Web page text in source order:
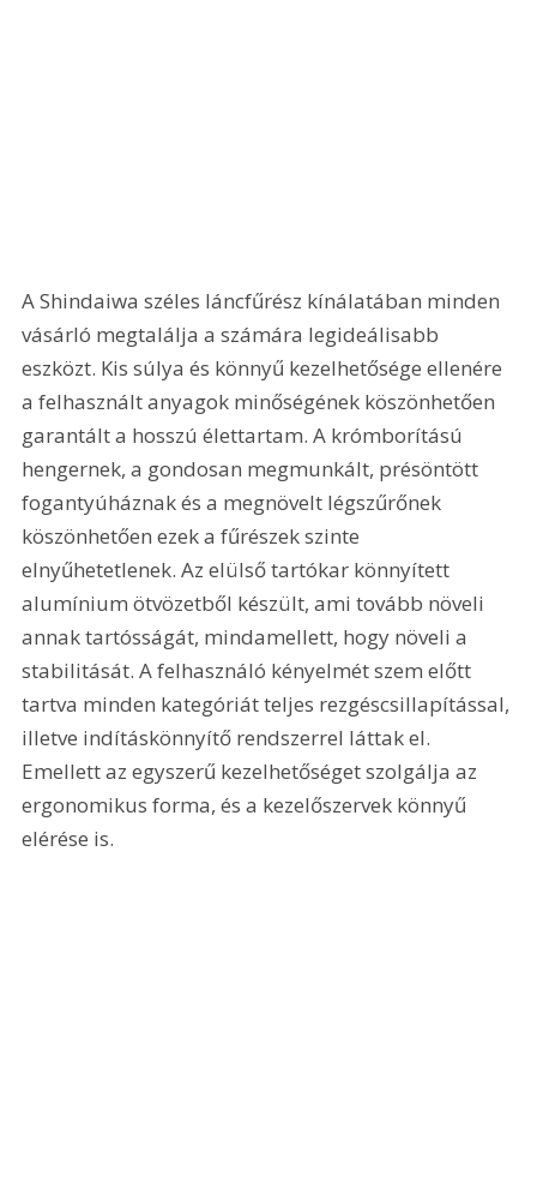
A Shindaiwa széles láncfűrész kínálatában minden
vásárló megtalálja a számára legideálisabb
eszközt. Kis súlya és könnyű kezelhetősége ellenére
a felhasznált anyagok minőségének köszönhetően
garantált a hosszú élettartam. A krómborítású
hengernek, a gondosan megmunkált, présöntött
fogantyúháznak és a megnövelt légszűrőnek
köszönhetően ezek a fűrészek szinte
elnyűhetetlenek. Az elülső tartókar könnyített
alumínium ötvözetből készült, ami tovább növeli
annak tartósságát, mindamellett, hogy növeli a
stabilitását. A felhasználó kényelmét szem előtt
tartva minden kategóriát teljes rezgéscsillapítással,
illetve indításkönnyítő rendszerrel láttak el.
Emellett az egyszerű kezelhetőséget szolgálja az
ergonomikus forma, és a kezelőszervek könnyű
elérése is.